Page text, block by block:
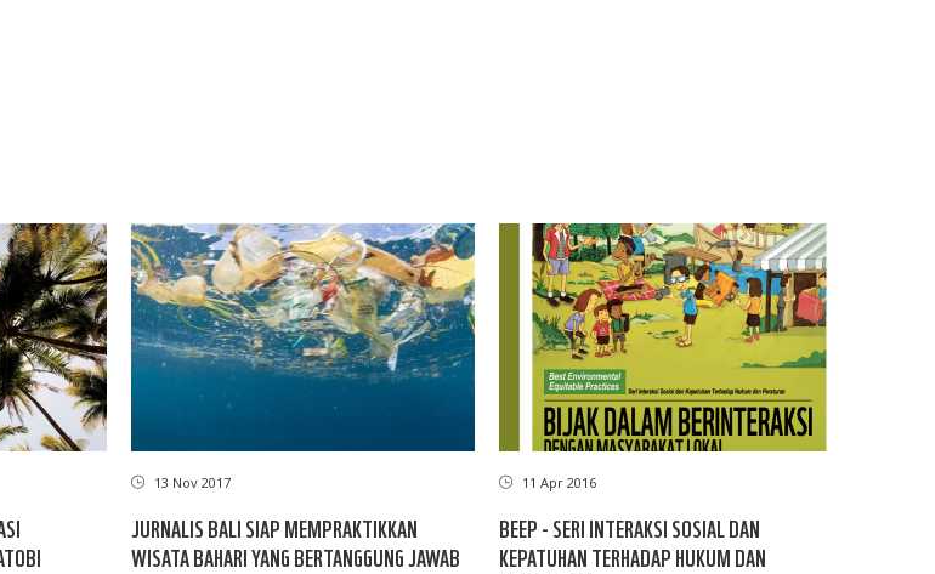
13 Nov 2017
JURNALIS BALI SIAP MEMPRAKTIKKAN
WISATA BAHARI YANG BERTANGGUNG JAWAB
11 Apr 2016
BEEP - SERI INTERAKSI SOSIAL DAN
KEPATUHAN TERHADAP HUKUM DAN